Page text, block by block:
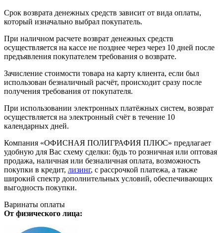
Срок возврата денежных средств зависит от вида оплаты,
который изначально выбрал покупатель.
При наличном расчете возврат денежных средств
осуществляется на кассе не позднее через через 10 дней после
предъявления покупателем требования о возврате.
Зачисление стоимости товара на карту клиента, если был
использован безналичный расчёт, происходит сразу после
получения требования от покупателя.
При использовании электронных платёжных систем, возврат
осуществляется на электронный счёт в течение 10
календарных дней.
Компания «ОФИСНАЯ ПОЛИГРАФИЯ ПЛЮС» предлагает
удобную для Вас схему сделки: будь то розничная или оптовая
продажа, наличная или безналичная оплата, возможность
покупки в кредит, лизинг, с рассрочкой платежа, а также
широкий спектр дополнительных условий, обеспечивающих
выгодность покупки.
Варинаты оплаты
От физического лица: